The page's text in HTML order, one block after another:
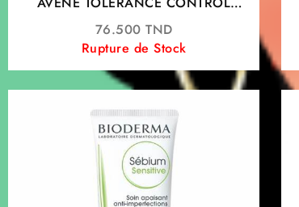
BAUME APAISANT RESTAURATEUR
40ML
76.500TND
Rupture de Stock